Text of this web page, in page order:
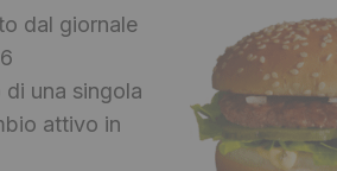
dal giornale
di una singola
attivo in